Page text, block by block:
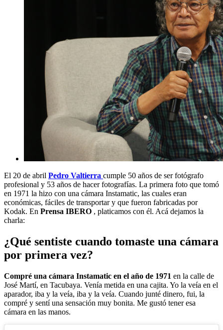
El 20 de abril Pedro Valtierra cumple 50 años de ser fotógrafo
profesional y 53 años de hacer fotografías. La primera foto que tomó
en 1971 la hizo con una cámara Instamatic, las cuales eran
económicas, fáciles de transportar y que fueron fabricadas por
Kodak. En Prensa IBERO , platicamos con él. Acá dejamos la
charla:
¿Qué sentiste cuando tomaste una cámara
por primera vez?
Compré una cámara Instamatic en el año de 1971 en la calle de
José Martí, en Tacubaya. Venía metida en una cajita. Yo la veía en el
aparador, iba y la veía, iba y la veía. Cuando junté dinero, fui, la
compré y sentí una sensación muy bonita. Me gustó tener esa
cámara en las manos.